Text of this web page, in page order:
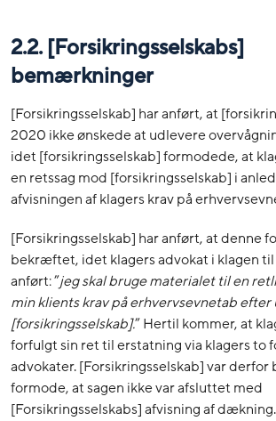
2.2. [Forsikringsselskabs]
bemærkninger
[Forsikringsselskab] har anført, at
2020 ikke ønskede at udlevere
idet [forsikringsselskab] formodede, at
en retssag mod [forsikringsselskab] i
afvisningen af klagers krav på
[Forsikringsselskab] har anført, at denne
bekræftet, idet klagers advokat i klagen
anført: ”jeg skal bruge materialet til en
min klients krav på erhvervsevnetab efter
[forsikringsselskab].” Hertil kommer, at
forfulgt sin ret til erstatning via klagers to
advokater. [Forsikringsselskab] var
formode, at sagen ikke var afsluttet med
[Forsikringsselskabs] afvisning af dækning.